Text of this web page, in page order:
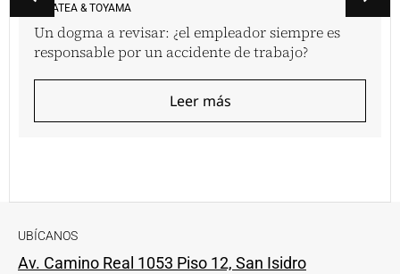
VINATEA & TOYAMA
Un dogma a revisar: ¿el empleador siempre es
responsable por un accidente de trabajo?
Leer más
UBÍCANOS
Av. Camino Real 1053 Piso 12, San Isidro